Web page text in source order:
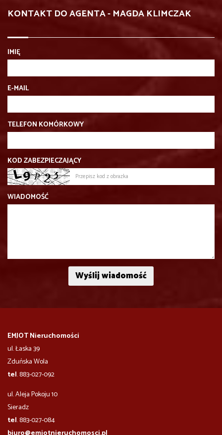
KONTAKT DO AGENTA - MAGDA KLIMCZAK
IMIĘ
E-MAIL
TELEFON KOMÓRKOWY
KOD ZABEZPIECZAJĄCY
WIADOMOŚĆ
EMJOT Nieruchomości
ul. Łaska 39
Zduńska Wola
tel. 883-027-092
ul. Aleja Pokoju 10
​​​​​Sieradz
tel. 883-027-084